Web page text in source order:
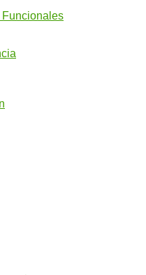
Funcionales